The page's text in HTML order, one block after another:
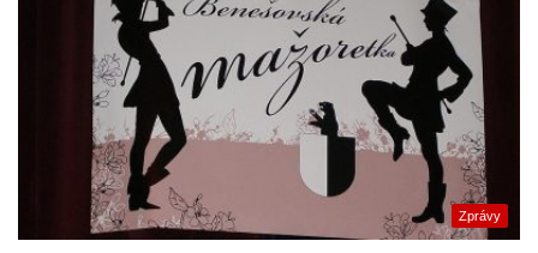
Zprávy